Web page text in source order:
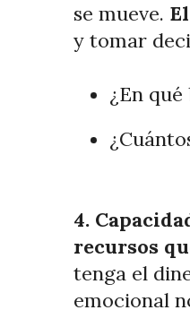
se mueve.
y tomar
¿En
4.
recursos
tenga el
emocional